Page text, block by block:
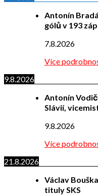
Antonín
gólů v 193
7.8.2026
Více
9.8.2026
Antonín
Slávií,
9.8.2026
Více
21.8.2026
Václav
tituly SKS